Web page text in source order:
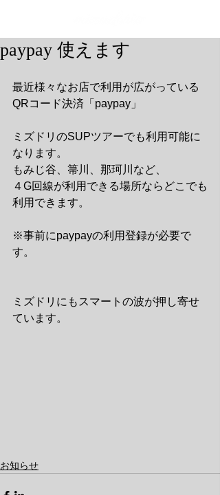
paypay 使えます
最近様々なお店で利用が広がっている
QRコード決済「paypay」
ミズドリのSUPツアーでも利用可能に
なります。
もみじ谷、箒川、那珂川など、
４G回線が利用できる場所ならどこでも
利用できます。
※事前にpaypayの利用登録が必要で
す。
ミズドリにもスマートの波が押し寄せ
ています。
お知らせ